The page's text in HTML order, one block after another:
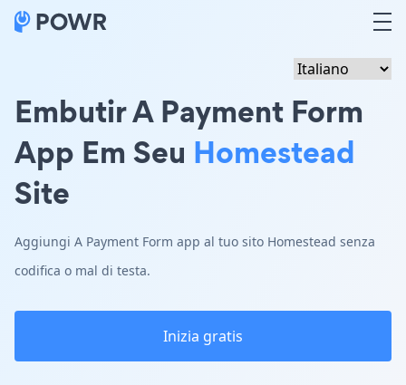
Embutir A Payment Form
App Em Seu Homestead
Site
Aggiungi A Payment Form app al tuo sito Homestead senza
codifica o mal di testa.
Inizia gratis